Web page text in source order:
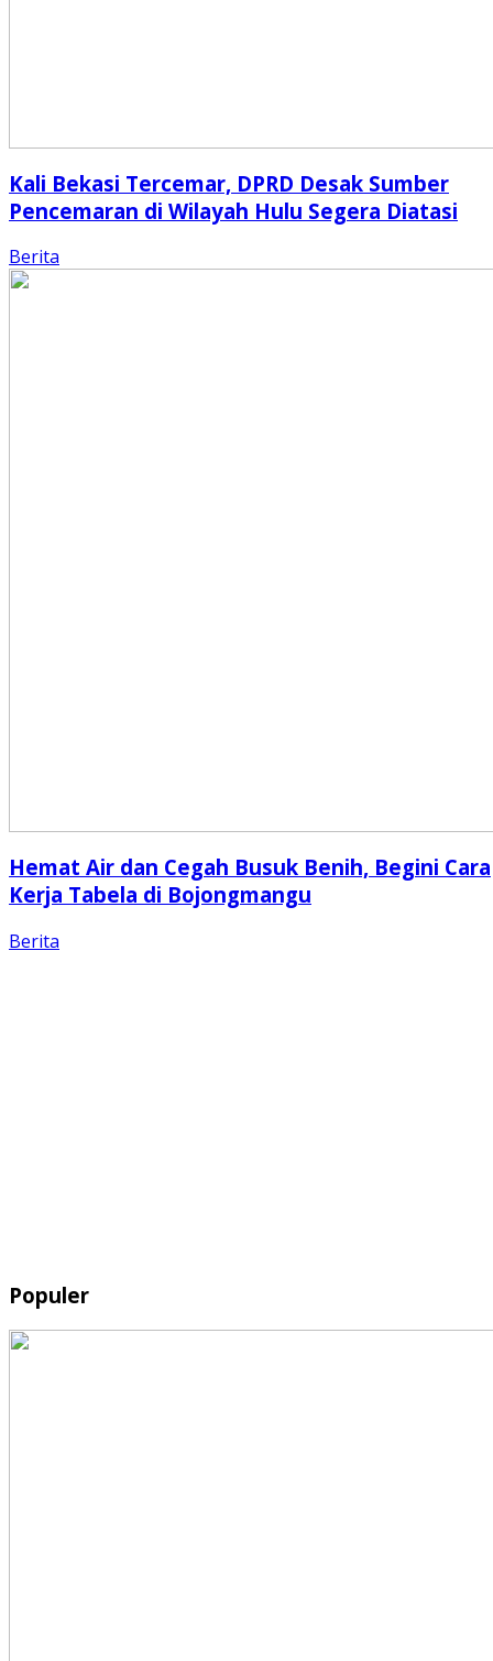
Kali Bekasi Tercemar, DPRD Desak Sumber
Pencemaran di Wilayah Hulu Segera Diatasi
Berita
Hemat Air dan Cegah Busuk Benih, Begini Cara
Kerja Tabela di Bojongmangu
Berita
Populer